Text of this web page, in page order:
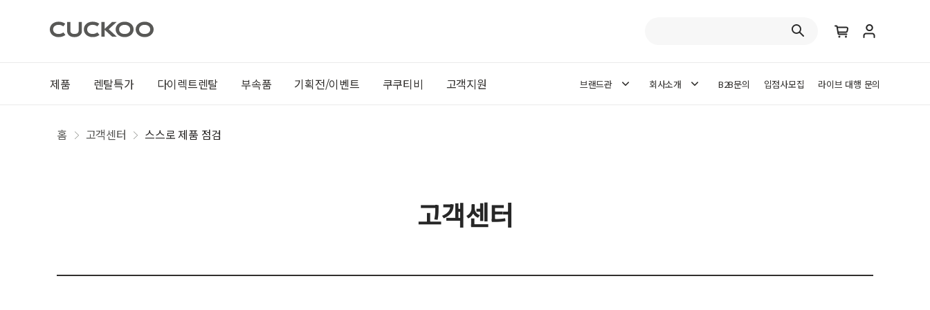
제품 렌탈특가 다이렉트렌탈 부속품 기획전/이벤트 쿠쿠티비 고객지원 브랜드관 회사소개 B2B문의 입점사모집 라이브 대행 문의
홈 고객센터 스스로 제품 점검
고객센터